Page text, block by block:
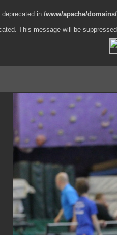
in /www/apache/
This message will be